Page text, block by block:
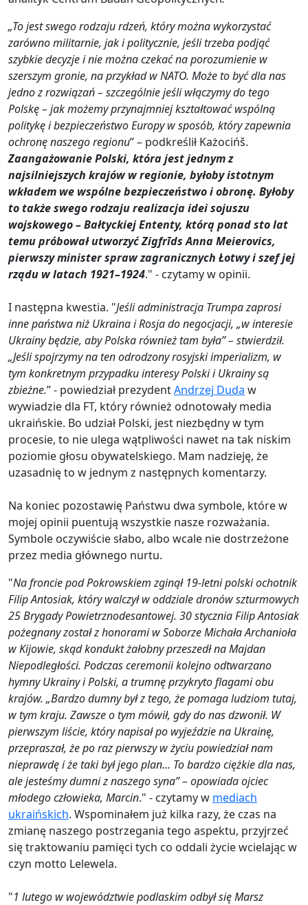
„To jest swego rodzaju rdzeń, który można wykorzystać
zarówno militarnie, jak i politycznie, jeśli trzeba podjąć
szybkie decyzje i nie można czekać na porozumienie w
szerszym gronie, na przykład w NATO. Może to być dla nas
jedno z rozwiązań – szczególnie jeśli włączymy do tego
Polskę – jak możemy przynajmniej kształtować wspólną
politykę i bezpieczeństwo Europy w sposób, który zapewnia
ochronę naszego regionu” – podkreślił Każocińš.
Zaangażowanie Polski, która jest jednym z
najsilniejszych krajów w regionie, byłoby istotnym
wkładem we wspólne bezpieczeństwo i obronę. Byłoby
to także swego rodzaju realizacja idei sojuszu
wojskowego – Bałtyckiej Ententy, którą ponad sto lat
temu próbował utworzyć Zigfrīds Anna Meierovics,
pierwszy minister spraw zagranicznych Łotwy i szef jej
rządu w latach 1921–1924." - czytamy w opinii.
I następna kwestia. "Jeśli administracja Trumpa zaprosi
inne państwa niż Ukraina i Rosja do negocjacji, „w interesie
Ukrainy będzie, aby Polska również tam była” – stwierdził.
„Jeśli spojrzymy na ten odrodzony rosyjski imperializm, w
tym konkretnym przypadku interesy Polski i Ukrainy są
zbieżne.” - powiedział prezydentAndrzej Duda w
wywiadzie dla FT, który również odnotowały media
ukraińskie. Bo udział Polski, jest niezbędny w tym
procesie, to nie ulega wątpliwości nawet na tak niskim
poziomie głosu obywatelskiego. Mam nadzieję, że
uzasadnię to w jednym z następnych komentarzy.
Na koniec pozostawię Państwu dwa symbole, które w
mojej opinii puentują wszystkie nasze rozważania.
Symbole oczywiście słabo, albo wcale nie dostrzeżone
przez media głównego nurtu.
"Na froncie pod Pokrowskiem zginął 19-letni polski ochotnik
Filip Antosiak, który walczył w oddziale dronów szturmowych
25 Brygady Powietrznodesantowej. 30 stycznia Filip Antosiak
pożegnany został z honorami w Soborze Michała Archanioła
w Kijowie, skąd kondukt żałobny przeszedł na Majdan
Niepodległości. Podczas ceremonii kolejno odtwarzano
hymny Ukrainy i Polski, a trumnę przykryto flagami obu
krajów. „Bardzo dumny był z tego, że pomaga ludziom tutaj,
w tym kraju. Zawsze o tym mówił, gdy do nas dzwonił. W
pierwszym liście, który napisał po wyjeździe na Ukrainę,
przepraszał, że po raz pierwszy w życiu powiedział nam
nieprawdę i że taki był jego plan… To bardzo ciężkie dla nas,
ale jesteśmy dumni z naszego syna” – opowiada ojciec
młodego człowieka, Marcin." - czytamy w mediach
ukraińskich. Wspominałem już kilka razy, że czas na
zmianę naszego postrzegania tego aspektu, przyjrzeć
się traktowaniu pamięci tych co oddali życie wcielając w
czyn motto Lelewela.
"1 lutego w województwie podlaskim odbył się Marsz